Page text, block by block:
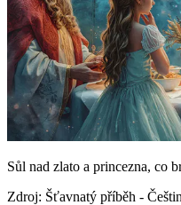
Sůl nad zlato a princezna, co
Zdroj: Šťavnatý příběh -